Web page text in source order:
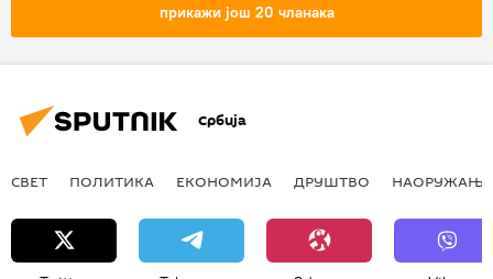
прикажи још 20 чланака
Србија
СВЕТ ПОЛИТИКА ЕКОНОМИЈА ДРУШТВО НАОРУЖАЊЕ